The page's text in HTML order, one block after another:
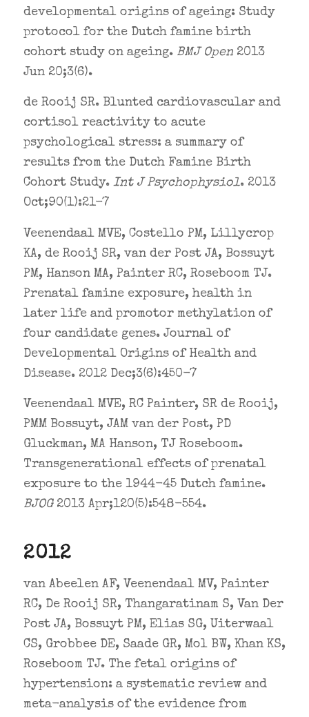
developmental origins of ageing: Study
protocol for the Dutch famine birth
cohort study on ageing. BMJ Open2013
Jun 20;3(6).
de Rooij SR. Blunted cardiovascular and
cortisol reactivity to acute
psychological stress: a summary of
results from the Dutch Famine Birth
Cohort Study. Int J Psychophysiol. 2013
Oct;90(1):21-7
Veenendaal MVE, Costello PM, Lillycrop
KA, de Rooij SR, van der Post JA, Bossuyt
PM, Hanson MA, Painter RC, Roseboom TJ.
Prenatal famine exposure, health in
later life and promotor methylation of
four candidate genes. Journal of
Developmental Origins of Health and
Disease. 2012 Dec;3(6):450-7
Veenendaal MVE, RC Painter, SR de Rooij,
PMM Bossuyt, JAM van der Post, PD
Gluckman, MA Hanson, TJ Roseboom.
Transgenerational effects of prenatal
exposure to the 1944-45 Dutch famine.
BJOG 2013 Apr;120(5):548-554.
2012
van Abeelen AF, Veenendaal MV, Painter
RC, De Rooij SR, Thangaratinam S, Van Der
Post JA, Bossuyt PM, Elias SG, Uiterwaal
CS, Grobbee DE, Saade GR, Mol BW, Khan KS,
Roseboom TJ. The fetal origins of
hypertension: a systematic review and
meta-analysis of the evidence from